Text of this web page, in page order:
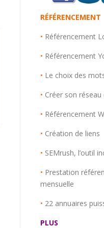
RÉFÉRENCEMENT
• Référencement
• Référencement
• Le choix des
• Créer son
• Référencement
• Création de liens
• SEMrush, l’outil
• Prestation
mensuelle
• 22 annuaires
PLUS